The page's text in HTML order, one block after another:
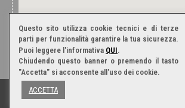
Marelli s.n.c. | © Tutti i diritti riservati | Realizzazione:
Questo sito utilizza cookie tecnici e di terze
parti per funzionalità garantire la tua sicurezza.
Puoi leggere l'informativa QUI.
Chiudendo questo banner o premendo il tasto
"Accetta" si acconsente all'uso dei cookie.
ACCETTA